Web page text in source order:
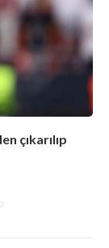
çıkarılıp